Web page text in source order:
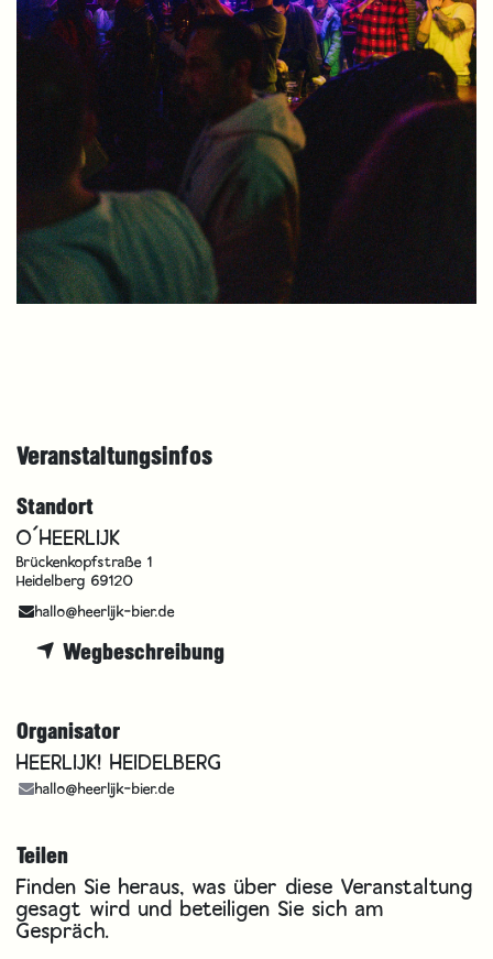
Veranstaltungsinfos
Standort
O´HEERLIJK
Brückenkopfstraße 1
Heidelberg 69120
hallo@heerlijk-bier.de
Wegbeschreibung
Organisator
HEERLIJK! HEIDELBERG
hallo@heerlijk-bier.de
Teilen
Finden Sie heraus, was über diese Veranstaltung
gesagt wird und beteiligen Sie sich am
Gespräch.